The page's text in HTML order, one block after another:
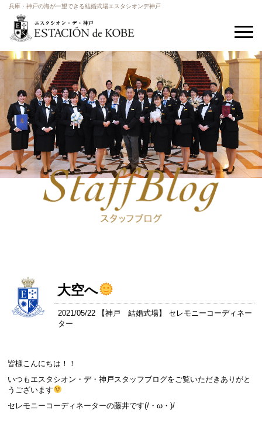
兵庫・神戸の海が一望できる結婚式場エスタシオンデ神戸
大空へ
2021/05/22 【神戸 結婚式場】 セレモニーコーディネー
ター
皆様こんにちは！！
いつもエスタシオン・デ・神戸スタッフブログをご覧いただきありがと
うございます
セレモニーコーディネーターの藤井です(/・ω・)/